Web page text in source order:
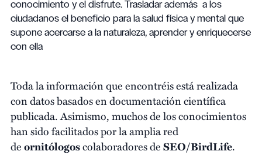
conocimiento y el disfrute. Trasladar además a los
ciudadanos el beneficio para la salud física y mental que
supone acercarse a la naturaleza, aprender y enriquecerse
con ella
Toda la información que encontréis está realizada
con datos basados en documentación científica
publicada. Asimismo, muchos de los conocimientos
han sido facilitados por la amplia red
deornitólogoscolaboradores deSEO/BirdLife.